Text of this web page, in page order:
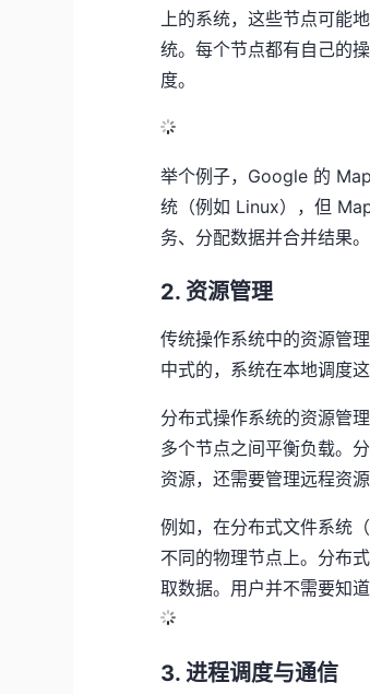
上的系统，这些节点可能
统。每个节点都有自己的
度。
举个例子，Google 的
统（例如 Linux），但
务、分配数据并合并结果。
2. 资源管理
传统操作系统中的资源管
中式的，系统在本地调度
分布式操作系统的资源管
多个节点之间平衡负载。
资源，还需要管理远程资
例如，在分布式文件系统
不同的物理节点上。分布
取数据。用户并不需要知
3. 进程调度与通信